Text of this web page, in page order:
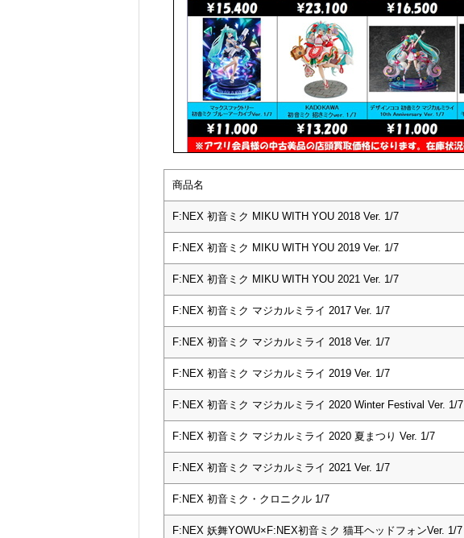
商品名
F:NEX 初音ミク MIKU WITH YOU 2018 Ver. 1/7
F:NEX 初音ミク MIKU WITH YOU 2019 Ver. 1/7
F:NEX 初音ミク MIKU WITH YOU 2021 Ver. 1/7
F:NEX 初音ミク マジカルミライ 2017 Ver. 1/7
F:NEX 初音ミク マジカルミライ 2018 Ver. 1/7
F:NEX 初音ミク マジカルミライ 2019 Ver. 1/7
F:NEX 初音ミク マジカルミライ 2020 Winter Festival Ver. 1/7
F:NEX 初音ミク マジカルミライ 2020 夏まつり Ver. 1/7
F:NEX 初音ミク マジカルミライ 2021 Ver. 1/7
F:NEX 初音ミク・クロニクル 1/7
F:NEX 妖舞YOWU×F:NEX初音ミク 猫耳ヘッドフォンVer. 1/7